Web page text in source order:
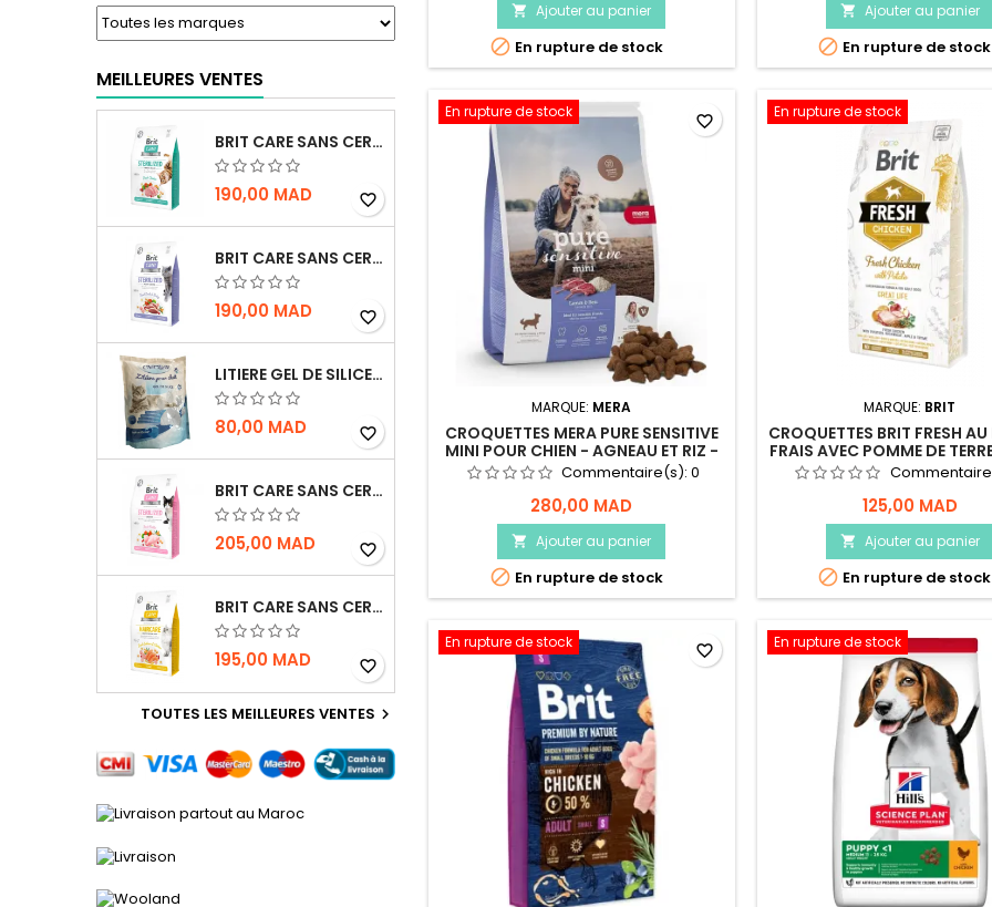
MEILLEURES VENTES
BRIT CARE SANS CEREALES STERILIZED URINARY HEALTH - CHAT
190,00 MAD favorite_border
BRIT CARE SANS CEREALES STERILIZED WEIGHT CONTROL - CHAT - 2KG
190,00 MAD favorite_border
LITIERE GEL DE SILICE - PARFUM OCEAN - CHAT BOTE - 3.8L
80,00 MAD favorite_border
BRIT CARE SANS CEREALES STERILIZED SENSITIVE - CHAT - 2KG
205,00 MAD favorite_border
BRIT CARE SANS CEREALES HAIRCARE HEALTHY AND SHINY COAT - POUR CHAT - 2KG
195,00 MAD favorite_border
TOUTES LES MEILLEURES VENTES 
 Ajouter au panier
 En rupture de stock
 Ajouter au panier
 En rupture de stock
En rupture de stock
MARQUE: MERA
CROQUETTES MERA PURE SENSITIVE
MINI POUR CHIEN - AGNEAU ET RIZ -
4KG
Commentaire(s):0
280,00 MAD
 Ajouter au panier
 En rupture de stock
favorite_border En rupture de stock
MARQUE: BRIT
CROQUETTES BRIT FRESH AU
FRAIS AVEC POMME DE
LIFE - POUR CHIEN ADULTE
125,00 MAD
 Ajouter au panier
 En rupture de stock
En rupture de stock favorite_border En rupture de stock